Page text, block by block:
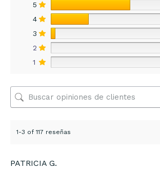
5
4
3
2
1
1-3 of 117 reseñas
PATRICIA G.